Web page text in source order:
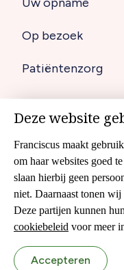
Op bezoek
Patiëntenzorg
Footer
navigation
Disclaimer
Cookies
Cliëntenraad
Colofon
Sitemap
Privacyverklaring
Deze website
Franciscus maakt
om haar websites goed
slaan hierbij geen
niet. Daarnaast tonen
Deze partijen kunnen
cookiebeleid voor meer
Accepteren